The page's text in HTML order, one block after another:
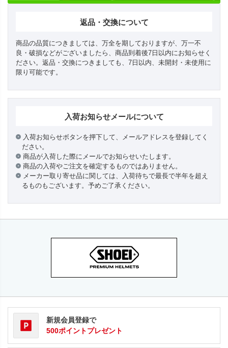
返品・交換について
商品の品質につきましては、万全を期しておりますが、万一不
良・破損などがございましたら、商品到着後7日以内にお知らせく
ださい。返品・交換につきましても、7日以内、未開封・未使用に
限り可能です。
入荷お知らせメールについて
入荷お知らせボタンを押下して、メールアドレスを登録してく
ださい。
商品が入荷した際にメールでお知らせいたします。
商品の入荷やご注文を確定するものではありません。
メーカー取り寄せ品に関しては、入荷待ちで最長で半年を超え
るものもございます。予めご了承ください。
新規会員登録で
500ポイントプレゼント